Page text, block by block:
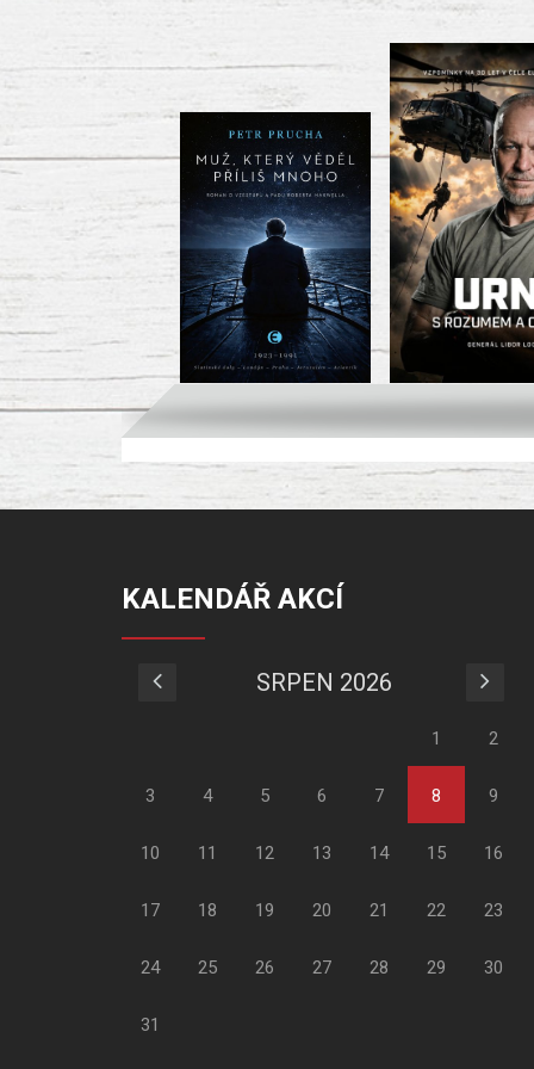
KALENDÁŘ AKCÍ
SRPEN 2026
1 2
3 4 5 6 7 8 9
10 11 12 13 14 15 16
17 18 19 20 21 22 23
24 25 26 27 28 29 30
31